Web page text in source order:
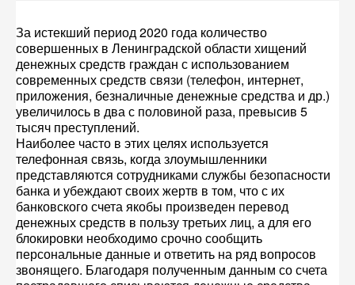
За истекший период 2020 года количество
совершенных в Ленинградской области хищений
денежных средств граждан с использованием
современных средств связи (телефон, интернет,
приложения, безналичные денежные средства и др.)
увеличилось в два с половиной раза, превысив 5
тысяч преступлений.
Наиболее часто в этих целях используется
телефонная связь, когда злоумышленники
представляются сотрудниками службы безопасности
банка и убеждают своих жертв в том, что с их
банковского счета якобы произведен перевод
денежных средств в пользу третьих лиц, а для его
блокировки необходимо срочно сообщить
персональные данные и ответить на ряд вопросов
звонящего. Благодаря полученным данным со счета